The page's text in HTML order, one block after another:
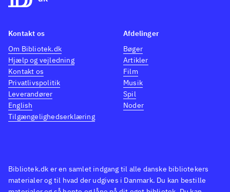
Bibliotek.dk er en samlet indgang til alle danske bibliotekers
materialer og til hvad der udgives i Danmark. Du kan bestille
Kontakt os
Om Bibliotek.dk
Hjælp og vejledning
Kontakt os
Privatlivspolitik
Leverandører
English
Tilgængelighedserklæring
Afdelinger
Bøger
Artikler
Film
Musik
Spil
Noder